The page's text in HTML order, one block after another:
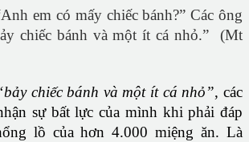
em có mấy chiếc bánh?” Các ông
chiếc bánh và một ít cá nhỏ.” (Mt
chiếc bánh và một ít cá nhỏ”, các
sự bất lực của mình khi phải đáp
lồ của hơn 4.000 miệng ăn. Là